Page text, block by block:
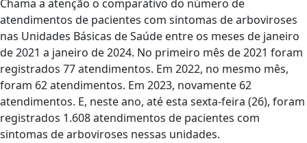
Chama a atenção o comparativo do número de
atendimentos de pacientes com sintomas de arboviroses
nas Unidades Básicas de Saúde entre os meses de janeiro
de 2021 a janeiro de 2024. No primeiro mês de 2021 foram
registrados 77 atendimentos. Em 2022, no mesmo mês,
foram 62 atendimentos. Em 2023, novamente 62
atendimentos. E, neste ano, até esta sexta-feira (26), foram
registrados 1.608 atendimentos de pacientes com
sintomas de arboviroses nessas unidades.